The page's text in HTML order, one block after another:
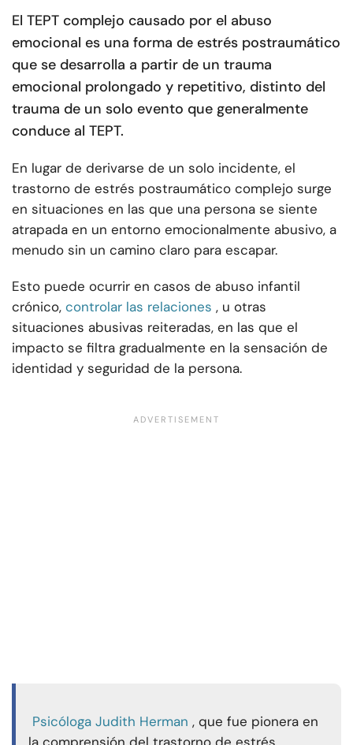
El TEPT complejo causado por el abuso
emocional es una forma de estrés postraumático
que se desarrolla a partir de un trauma
emocional prolongado y repetitivo, distinto del
trauma de un solo evento que generalmente
conduce al TEPT.
En lugar de derivarse de un solo incidente, el
trastorno de estrés postraumático complejo surge
en situaciones en las que una persona se siente
atrapada en un entorno emocionalmente abusivo, a
menudo sin un camino claro para escapar.
Esto puede ocurrir en casos de abuso infantil
crónico, controlar las relaciones , u otras
situaciones abusivas reiteradas, en las que el
impacto se filtra gradualmente en la sensación de
identidad y seguridad de la persona.
Psicóloga Judith Herman , que fue pionera en